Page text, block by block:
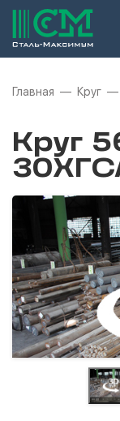
Главная Круг
Круг